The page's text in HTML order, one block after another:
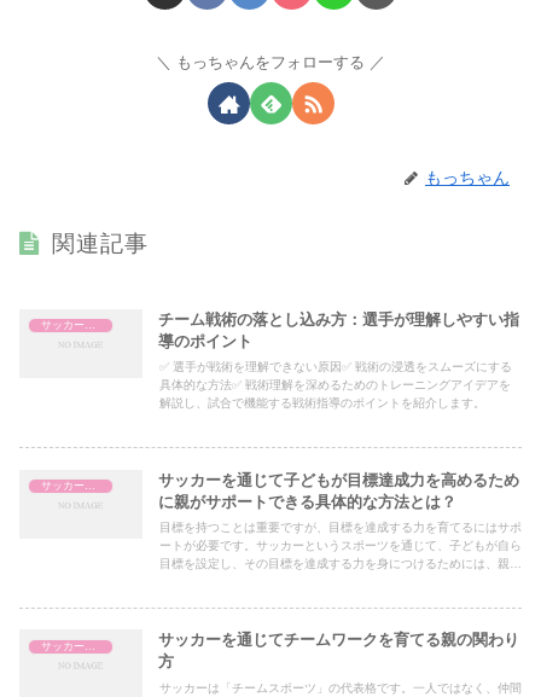
もっちゃんをフォローする
もっちゃん
関連記事
チーム戦術の落とし込み方：選手が理解しやすい指
導のポイント
✅ 選手が戦術を理解できない原因✅ 戦術の浸透をスムーズにする
具体的な方法✅ 戦術理解を深めるためのトレーニングアイデアを
解説し、試合で機能する戦術指導のポイントを紹介します。
サッカーを通じて子どもが目標達成力を高めるため
に親がサポートできる具体的な方法とは？
目標を持つことは重要ですが、目標を達成する力を育てるにはサポ
ートが必要です。サッカーというスポーツを通じて、子どもが自ら
目標を設定し、その目標を達成する力を身につけるためには、親が
サッカーを通じてチームワークを育てる親の関わり
方
サッカーは「チームスポーツ」の代表格です。一人ではなく、仲間